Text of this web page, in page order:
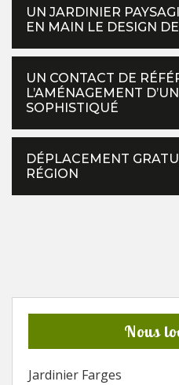
UN JARDINIER
EN MAIN LE DESIGN
UN CONTACT DE
L’AMÉNAGEMENT
SOPHISTIQUÉ
DÉPLACEMENT
RÉGION
Nous
Jardinier Farges